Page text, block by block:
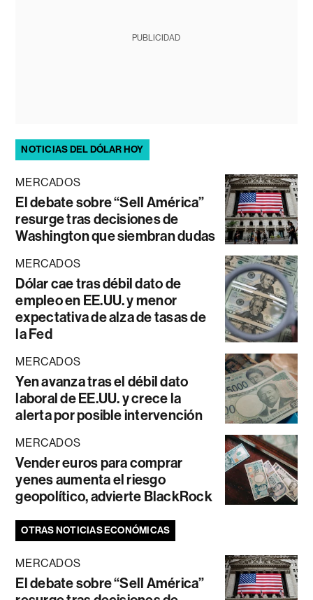
PUBLICIDAD
NOTICIAS DEL DÓLAR HOY
MERCADOS
El debate sobre “Sell América”
resurge tras decisiones de
Washington que siembran dudas
MERCADOS
Dólar cae tras débil dato de
empleo en EE.UU. y menor
expectativa de alza de tasas de
la Fed
MERCADOS
Yen avanza tras el débil dato
laboral de EE.UU. y crece la
alerta por posible intervención
MERCADOS
Vender euros para comprar
yenes aumenta el riesgo
geopolítico, advierte BlackRock
OTRAS NOTICIAS ECONÓMICAS
MERCADOS
El debate sobre “Sell América”